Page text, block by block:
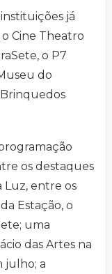
já
Cine Theatro
o P7
do
os destaques
Luz, entre os
Estação, o
uma
das Artes na
julho; a